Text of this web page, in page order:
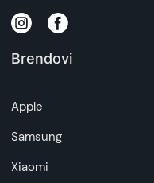
Brendovi
Apple
Samsung
Xiaomi